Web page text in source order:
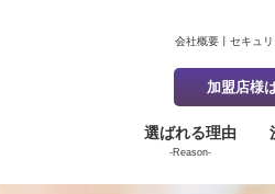
選ばれる理由
-Reason-
会社概要 セキュ
加盟店様